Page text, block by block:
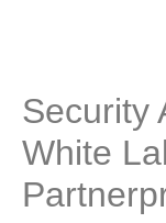
Security
White